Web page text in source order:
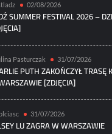
02/08/2026
SUMMER FESTIVAL 2026 –
Pasturczak 31/07/2026
PUTH ZAKOŃCZYŁ TRASĘ
[ZDJĘCIA]
31/07/2026
LU ZAGRA W WARSZAWIE